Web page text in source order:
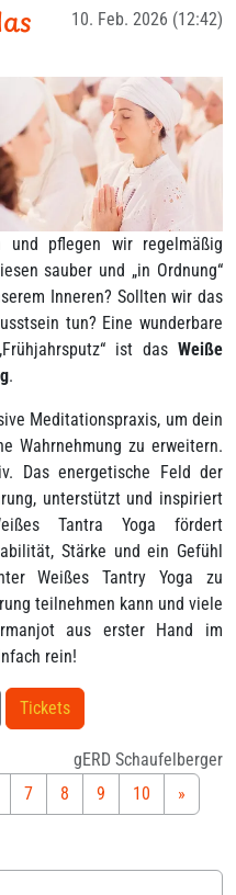
10. Feb. 2026 (12:42)
und pflegen wir regelmäßig
sauber und „in Ordnung“
Inneren? Sollten wir das
tun? Eine wunderbare
ist das Weiße
.
Meditationspraxis, um dein
Wahrnehmung zu erweitern.
Das energetische Feld der
unterstützt und inspiriert
Tantra Yoga fördert
Stärke und ein Gefühl
Weißes Tantry Yoga zu
teilnehmen kann und viele
aus erster Hand im
rein!
Tickets
gERD Schaufelberger
7 8 9 10 »